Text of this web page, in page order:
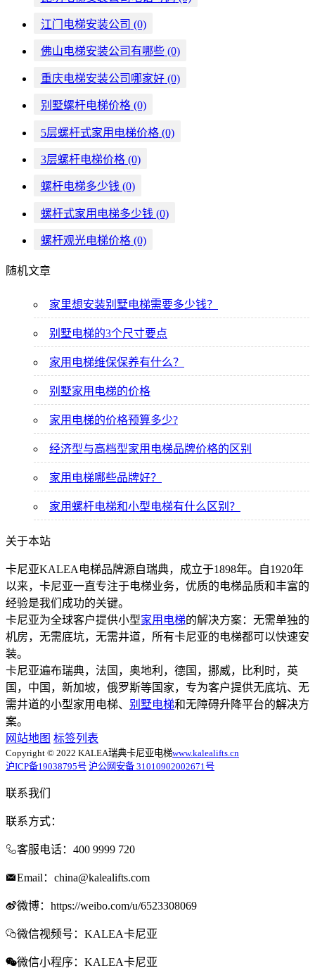
江门电梯安装公司 (0)
佛山电梯安装公司有哪些(0)
重庆电梯安装公司哪家好(0)
别墅螺杆电梯价格(0)
5层螺杆式家用电梯价格(0)
3层螺杆电梯价格(0)
螺杆电梯多少钱 (0)
螺杆式家用电梯多少钱 (0)
螺杆观光电梯价格(0)
随机文章
家里想安装别墅电梯需要多少钱？
别墅电梯的3个尺寸要点
家用电梯维保保养有什么？
别墅家用电梯的价格
家用电梯的价格预算多少?
经济型与高档型家用电梯品牌价格的区别
家用电梯哪些品牌好？
家用螺杆电梯和小型电梯有什么区别？
关于本站
卡尼亚KALEA电梯品牌源自瑞典，成立于1898年。自1920年
以来，卡尼亚一直专注于电梯业务，优质的电梯品质和丰富的
经验是我们成功的关键。
卡尼亚为全球客户提供小型家用电梯的解决方案：无需单独的
机房，无需底坑，无需井道，所有卡尼亚的电梯都可以快速安
装。
卡尼亚遍布瑞典，法国，奥地利，德国，挪威，比利时，英
国，中国，新加坡，俄罗斯等国家，专为客户提供无底坑、无
需井道的小型家用电梯、 别墅电梯和无障碍升降平台的解决方
案。
网站地图 标签列表
Copyright © 2022 KALEA瑞典卡尼亚电梯www.kalealifts.cn
沪ICP备19038795号 沪公网安备 31010902002671号
联系我们
联系方式：
客服电话：400 9999 720
Email：china@kalealifts.com
微博：https://weibo.com/u/6523308069
微信视频号：KALEA卡尼亚
微信小程序：KALEA卡尼亚